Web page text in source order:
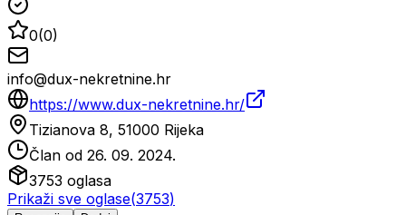
0(0)
info@dux-nekretnine.hr
https://www.dux-nekretnine.hr/
Tizianova 8, 51000 Rijeka
Član od 26. 09. 2024.
3753 oglasa
Prikaži sve oglase(3753)